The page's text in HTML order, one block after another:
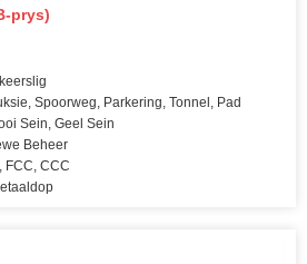
prys)
Spoorweg, Parkering, Tonnel, Pad
Sein, Geel Sein
Beheer
FCC, CCC